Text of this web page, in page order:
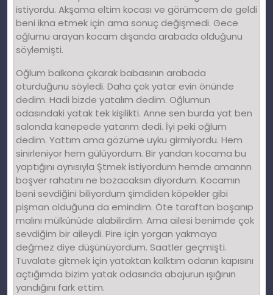
istiyordu. Akşama eltim kocası ve görümcem de geldi
beni ikna etmek için ama sonuç değişmedi. Gece
oğlumu arayan kocam dışarıda arabada olduğunu
söylemişti.
Oğlum balkona çıkarak babasının arabada
oturduğunu söyledi. Daha çok yatar evin önünde
dedim. Hadi bizde yatalım dedim. Oğlumun
odasındaki yatak tek kişilikti. Anne sen burda yat ben
salonda kanepede yatarım dedi. İyi peki oğlum
dedim. Yattım ama gözüme uyku girmiyordu. Hem
sinirleniyor hem gülüyordum. Bir yandan kocama bu
yaptığını aynısıyla Ştmek istiyordum hemde amannn
boşver rahatını ne bozacaksın diyordum. Kocamın
beni sevdiğini biliyordum şimdiden köpekler gibi
pişman olduğuna da emindim. Öte taraftan boşanıp
malını mülkünüde alabilirdim. Ama ailesi benimde çok
sevdiğim bir aileydi. Pire için yorgan yakmaya
değmez diye düşünüyordum. Saatler geçmişti.
Tuvalate gitmek için yataktan kalktım odanın kapısını
açtığımda bizim yatak odasında abajurun ışığının
yandığını fark ettim.